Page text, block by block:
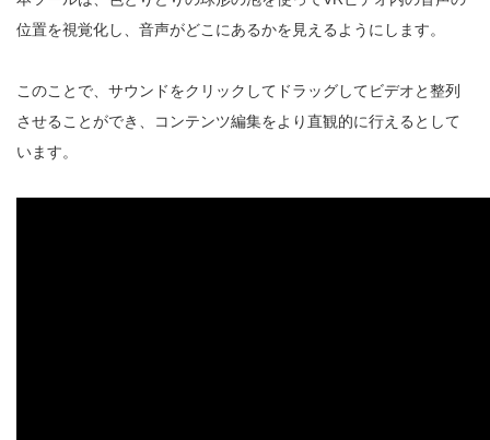
位置を視覚化し、音声がどこにあるかを見えるようにします。
このことで、サウンドをクリックしてドラッグしてビデオと整列
させることができ、コンテンツ編集をより直観的に行えるとして
います。